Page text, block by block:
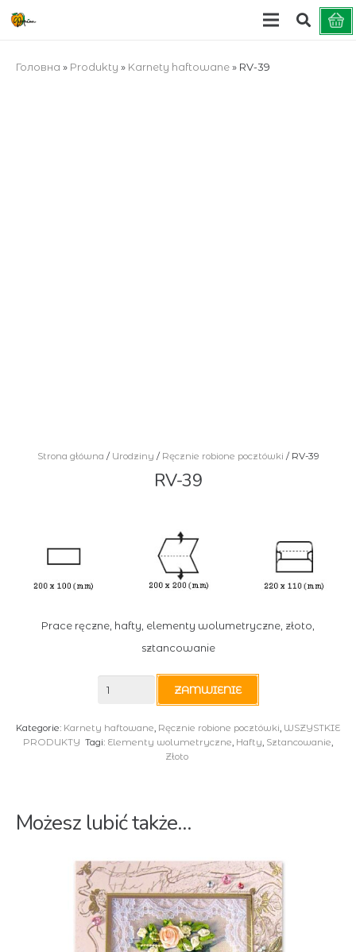
Головна » Produkty » Karnety haftowane» RV-39
Strona główna / Urodziny / Ręcznie robione pocztówki / RV-39
RV-39
Prace ręczne, hafty, elementy wolumetryczne, złoto,
sztancowanie
ilość
39
ZAMWIENIE
Kategorie: Karnety haftowane, Ręcznie robione pocztówki, WSZYSTKIE
PRODUKTY Tagi: Elementy wolumetryczne, Hafty, Sztancowanie,
Złoto
Możesz lubić także…